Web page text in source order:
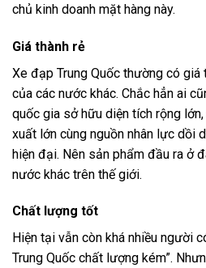
chủ kinh doanh mặt hàng này.
Giá thành rẻ
Xe đạp Trung Quốc thường có
của các nước khác. Chắc hẳn ai
quốc gia sở hữu diện tích rộng
xuất lớn cùng nguồn nhân lực dồi
hiện đại. Nên sản phẩm đầu ra ở
nước khác trên thế giới.
Chất lượng tốt
Hiện tại vẫn còn khá nhiều người
Trung Quốc chất lượng kém”.